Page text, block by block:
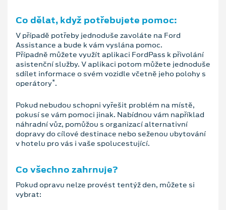
Co dělat, když potřebujete pomoc:
V případě potřeby jednoduše zavoláte na Ford
Assistance a bude k vám vyslána pomoc.
Případně můžete využít aplikaci FordPass k přivolání
asistenční služby. V aplikaci potom můžete jednoduše
sdílet informace o svém vozidle včetně jeho polohy s
operátory*.
Pokud nebudou schopni vyřešit problém na místě,
pokusí se vám pomoci jinak. Nabídnou vám například
náhradní vůz, pomůžou s organizací alternativní
dopravy do cílové destinace nebo seženou ubytování
v hotelu pro vás i vaše spolucestující.
Co všechno zahrnuje?
Pokud opravu nelze provést tentýž den, můžete si
vybrat: